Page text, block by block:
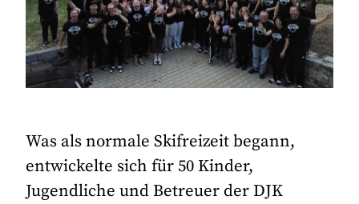
Was als normale Skifreizeit begann,
entwickelte sich für 50 Kinder,
Jugendliche und Betreuer der DJK